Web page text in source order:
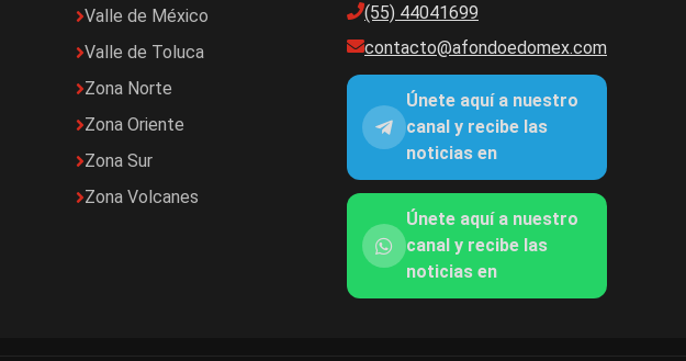
Valle de México
Valle de Toluca
Zona Norte
Zona Oriente
Zona Sur
Zona Volcanes
(55) 44041699
contacto@afondoedomex.com
Únete aquí a nuestro
canal y recibe las
noticias en
Únete aquí a nuestro
canal y recibe las
noticias en